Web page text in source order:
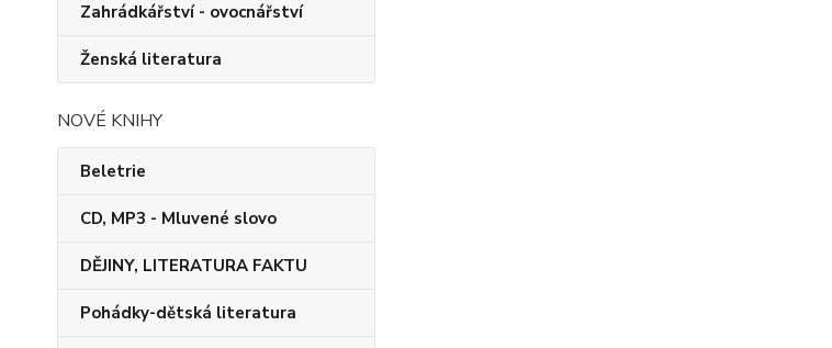
Zahrádkářství - ovocnářství
Ženská literatura
NOVÉ KNIHY
Beletrie
CD, MP3 - Mluvené slovo
DĚJINY, LITERATURA FAKTU
Pohádky-dětská literatura